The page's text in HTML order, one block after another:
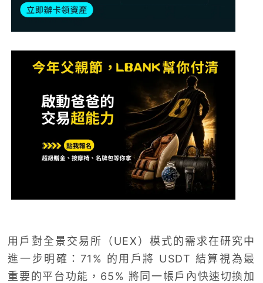
用戶對全景交易所（UEX）模式的需求在研究中
進一步明確：71% 的用戶將 USDT 結算視為最
重要的平台功能，65% 將同一帳戶內快速切換加